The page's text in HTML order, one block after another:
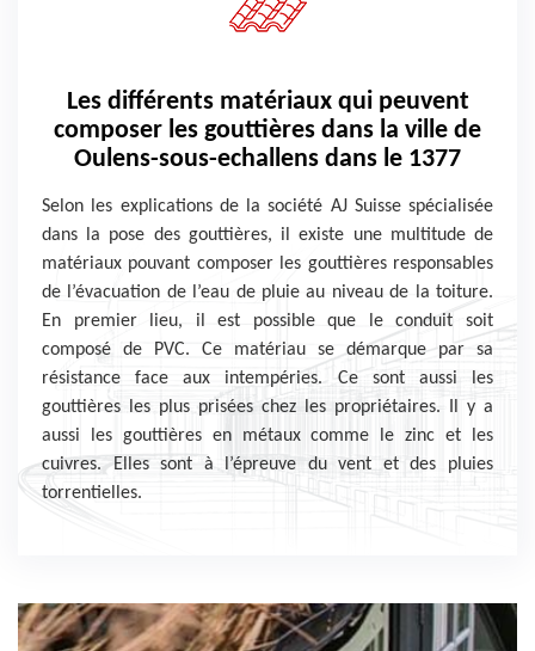
Les différents matériaux qui peuvent
composer les gouttières dans la ville de
Oulens-sous-echallens dans le 1377
Selon les explications de la société AJ Suisse spécialisée
dans la pose des gouttières, il existe une multitude de
matériaux pouvant composer les gouttières responsables
de l’évacuation de l’eau de pluie au niveau de la toiture.
En premier lieu, il est possible que le conduit soit
composé de PVC. Ce matériau se démarque par sa
résistance face aux intempéries. Ce sont aussi les
gouttières les plus prisées chez les propriétaires. Il y a
aussi les gouttières en métaux comme le zinc et les
cuivres. Elles sont à l’épreuve du vent et des pluies
torrentielles.